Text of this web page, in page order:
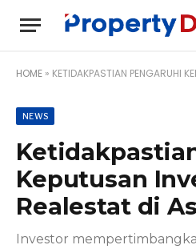
HOME » KETIDAKPASTIAN PENGARUHI
NEWS
Keputusan
Realestat di
Investor